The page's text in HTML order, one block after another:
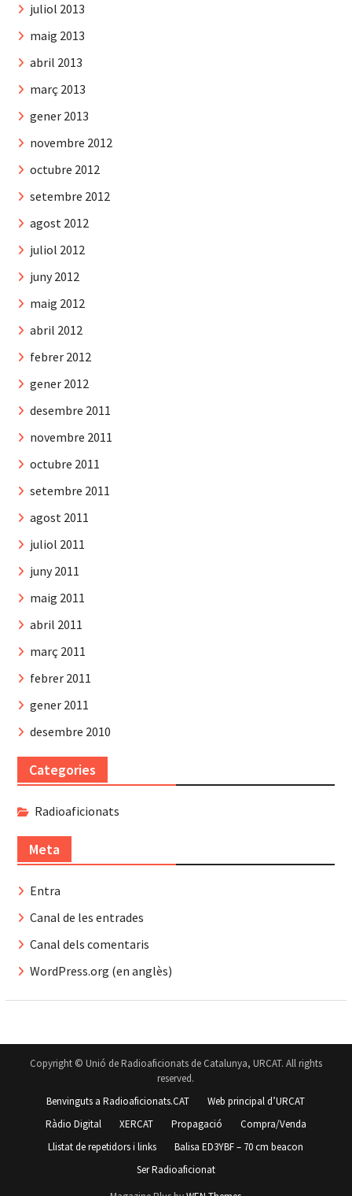
juliol 2013
maig 2013
abril 2013
març 2013
gener 2013
novembre 2012
octubre 2012
setembre 2012
agost 2012
juliol 2012
juny 2012
maig 2012
abril 2012
febrer 2012
gener 2012
desembre 2011
novembre 2011
octubre 2011
setembre 2011
agost 2011
juliol 2011
juny 2011
maig 2011
abril 2011
març 2011
febrer 2011
gener 2011
desembre 2010
Categories
Radioaficionats
Meta
Entra
Canal de les entrades
Canal dels comentaris
WordPress.org (en anglès)
Copyright © Unió de Radioaficionats de Catalunya, URCAT. All rights
reserved.
Benvinguts a Radioaficionats.CAT
Web principal d’URCAT
Ràdio Digital
XERCAT Propagació
Compra/Venda
Llistat de repetidors i links
Balisa ED3YBF – 70 cm beacon
Ser Radioaficionat